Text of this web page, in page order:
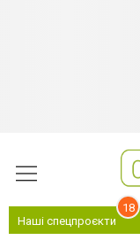
Наші спецпроєкти
18